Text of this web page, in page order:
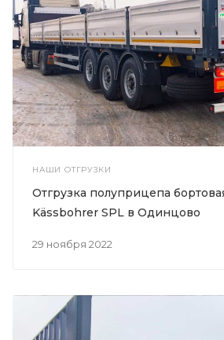
НАШИ ОТГРУЗКИ
29 ноября 2022
Отгрузка полуприцепа
Kässbohrer SPL в Одинцово